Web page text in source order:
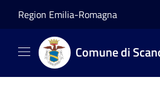
Region Emilia-Romagna
Comune di